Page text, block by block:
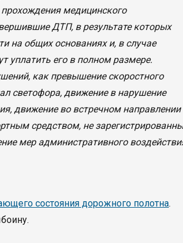
медицинского
ДТП, в результате которых
на общих основаниях и, в случае
уплатить его в полном размере.
как превышение скоростного
светофора, движение в нарушение
движение во встречном направлении
средством, не
мер административного
состояния дорожного полотна.